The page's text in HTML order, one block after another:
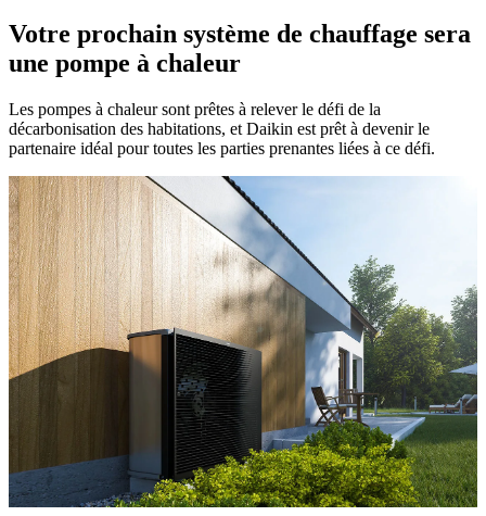
Votre prochain système de chauffage sera
une pompe à chaleur
Les pompes à chaleur sont prêtes à relever le défi de la
décarbonisation des habitations, et Daikin est prêt à devenir le
partenaire idéal pour toutes les parties prenantes liées à ce défi.